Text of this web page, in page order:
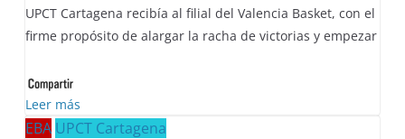
UPCT Cartagena recibía al filial del Valencia Basket, con el
firme propósito de alargar la racha de victorias y empezar
Leer más
EBA UPCT Cartagena